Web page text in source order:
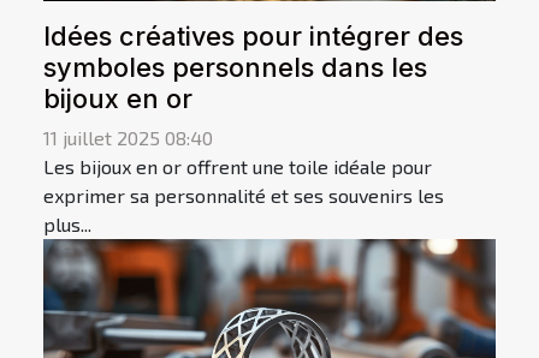
Idées créatives pour intégrer des
symboles personnels dans les
bijoux en or
11 juillet 2025 08:40
Les bijoux en or offrent une toile idéale pour
exprimer sa personnalité et ses souvenirs les
plus...